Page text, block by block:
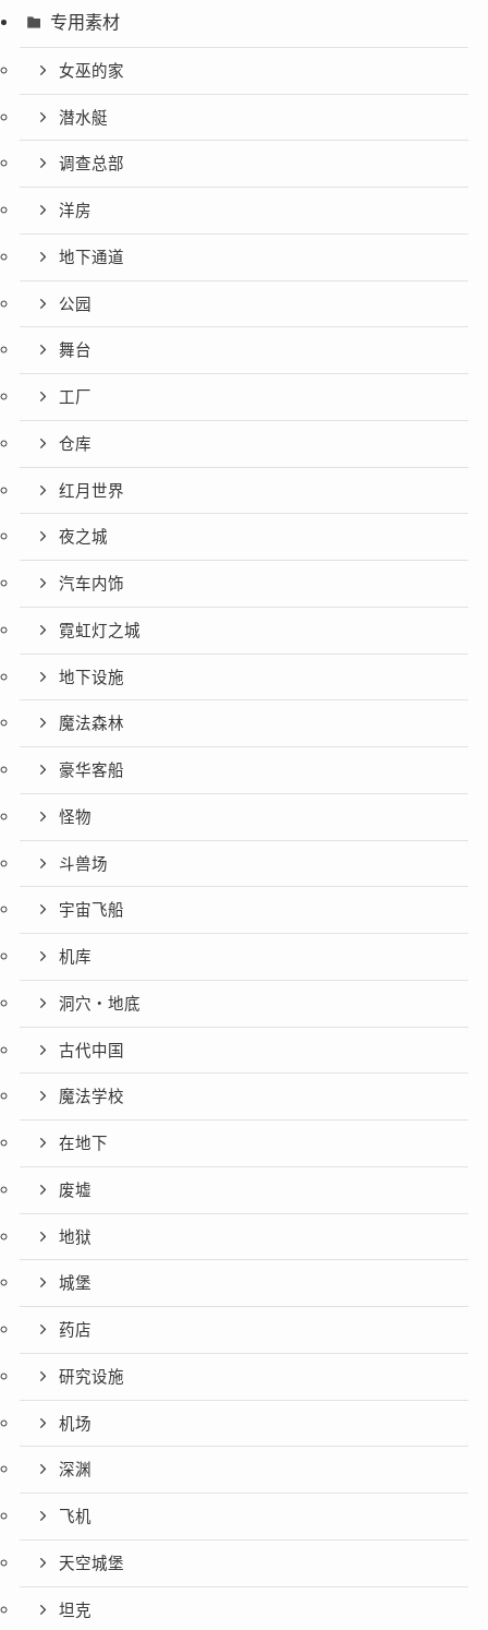
专用素材
女巫的家
潜水艇
调查总部
洋房
地下通道
公园
舞台
工厂
仓库
红月世界
夜之城
汽车内饰
霓虹灯之城
地下设施
魔法森林
豪华客船
怪物
斗兽场
宇宙飞船
机库
洞穴・地底
古代中国
魔法学校
在地下
废墟
地狱
城堡
药店
研究设施
机场
深渊
飞机
天空城堡
坦克